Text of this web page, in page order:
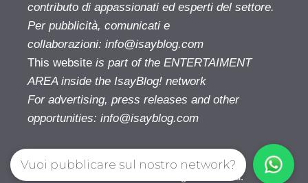
contributo di appassionati ed esperti del settore.
Per pubblicità, comunicati e
collaborazioni: info@isayblog.com
This website is part of the ENTERTAIMENT
AREA inside the IsayBlog! network
For advertising, press releases and other
opportunities: info@isayblog.com
Cinetivu.com© 2026. All right reserverd.
Vuoi pubblicare sul nostro network?